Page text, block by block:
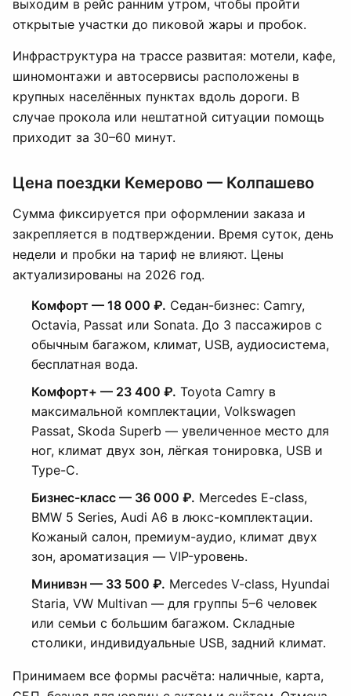
выходим в рейс ранним утром, чтобы пройти
открытые участки до пиковой жары и пробок.
Инфраструктура на трассе развитая: мотели, кафе,
шиномонтажи и автосервисы расположены в
крупных населённых пунктах вдоль дороги. В
случае прокола или нештатной ситуации помощь
приходит за 30–60 минут.
Цена поездки Кемерово — Колпашево
Сумма фиксируется при оформлении заказа и
закрепляется в подтверждении. Время суток, день
недели и пробки на тариф не влияют. Цены
актуализированы на 2026 год.
Комфорт — 18 000 ₽. Седан-бизнес: Camry,
Octavia, Passat или Sonata. До 3 пассажиров с
обычным багажом, климат, USB, аудиосистема,
бесплатная вода.
Комфорт+ — 23 400 ₽. Toyota Camry в
максимальной комплектации, Volkswagen
Passat, Skoda Superb — увеличенное место для
ног, климат двух зон, лёгкая тонировка, USB и
Type-C.
Бизнес-класс — 36 000 ₽. Mercedes E-class,
BMW 5 Series, Audi A6 в люкс-комплектации.
Кожаный салон, премиум-аудио, климат двух
зон, ароматизация — VIP-уровень.
Минивэн — 33 500 ₽. Mercedes V-class, Hyundai
Staria, VW Multivan — для группы 5–6 человек
или семьи с большим багажом. Складные
столики, индивидуальные USB, задний климат.
Принимаем все формы расчёта: наличные, карта,